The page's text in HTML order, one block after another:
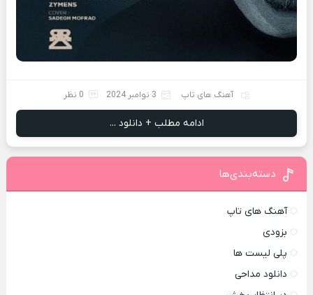
آهنگ های تاپ 3 نوامبر 2024 0 نظر
ادامه مطلب + دانلود ...
دسته‌بندی‌ها
آهنگ های تاپ
بزودی
پلی لیست ها
دانلود مداحی